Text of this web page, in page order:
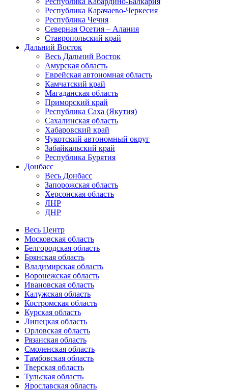
Республика Карачаево-Черкесия
Республика Чечня
Северная Осетия – Алания
Ставропольский край
Дальний Восток
Весь Дальний Восток
Амурская область
Еврейская автономная область
Камчатский край
Магаданская область
Приморский край
Республика Саха (Якутия)
Сахалинская область
Хабаровский край
Чукотский автономный округ
Забайкальский край
Республика Бурятия
Донбасс
Весь Донбасс
Запорожская область
Херсонская область
ЛНР
ДНР
Весь Центр
Московская область
Белгородская область
Брянская область
Владимирская область
Воронежская область
Ивановская область
Калужская область
Костромская область
Курская область
Липецкая область
Орловская область
Рязанская область
Смоленская область
Тамбовская область
Тверская область
Тульская область
Ярославская область